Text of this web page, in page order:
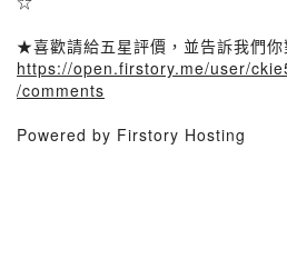
★喜歡請給五星評價，並告訴我們你
https://open.firstory.me/user/
/comments
Powered by Firstory Hosting